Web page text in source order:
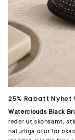
25% Rabatt Nyhet
Waterclouds Black
reder ut skonsamt,
naturliga oljor för